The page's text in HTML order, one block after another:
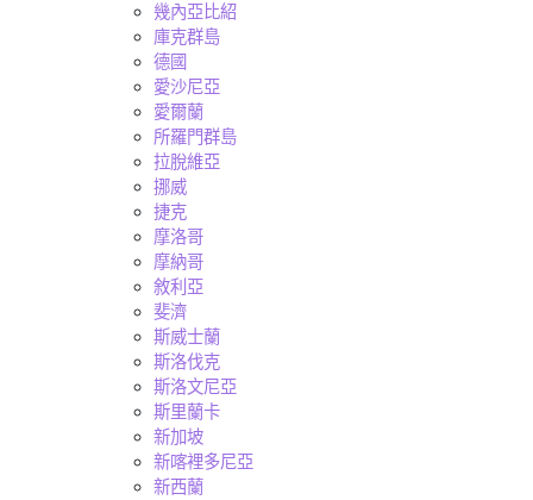
幾內亞比紹
庫克群島
德國
愛沙尼亞
愛爾蘭
所羅門群島
拉脫維亞
挪威
捷克
摩洛哥
摩納哥
敘利亞
斐濟
斯威士蘭
斯洛伐克
斯洛文尼亞
斯里蘭卡
新加坡
新喀裡多尼亞
新西蘭